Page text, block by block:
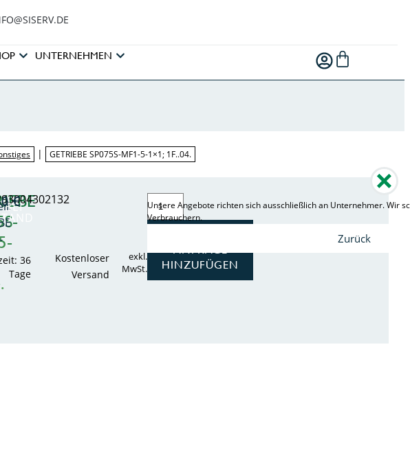
ED.VRE
SIS@OF
UNTERNEHMEN
| GETRIEBE SP075S-MF1-5-1×1; 1F..04.
BEI
€
36
Tage
Kostenloser
Versand
exkl.
MwSt.
ANFRAGE
HINZUFÜGEN
Unsere Angebote richten sich ausschließlich an Unternehmer. Wir
Verbrauchern.
Zurück